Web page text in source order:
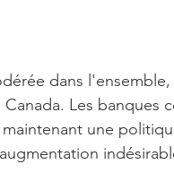
dans
Les banques
une